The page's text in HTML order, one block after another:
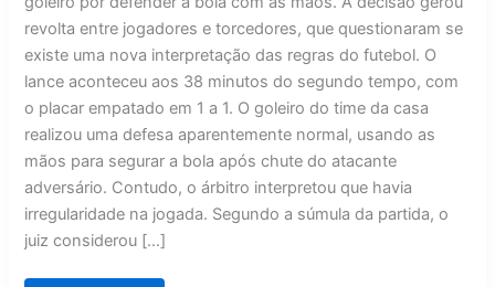
revolta entre jogadores e torcedores, que questionaram se
existe uma nova interpretação das regras do futebol. O
lance aconteceu aos 38 minutos do segundo tempo, com
o placar empatado em 1 a 1. O goleiro do time da casa
realizou uma defesa aparentemente normal, usando as
mãos para segurar a bola após chute do atacante
adversário. Contudo, o árbitro interpretou que havia
irregularidade na jogada. Segundo a súmula da partida, o
juiz considerou […]